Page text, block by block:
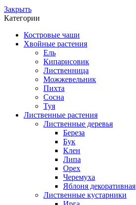
Закрыть
Категории
Костровые чаши
Хвойные растения
Ель
Кипарисовик
Лиственница
Можжевельник
Пихта
Сосна
Туя
Лиственные растения
Лиственные деревья
Береза
Бук
Клен
Липа
Орех
Черемуха
Яблоня декоративная
Лиственные кустарники